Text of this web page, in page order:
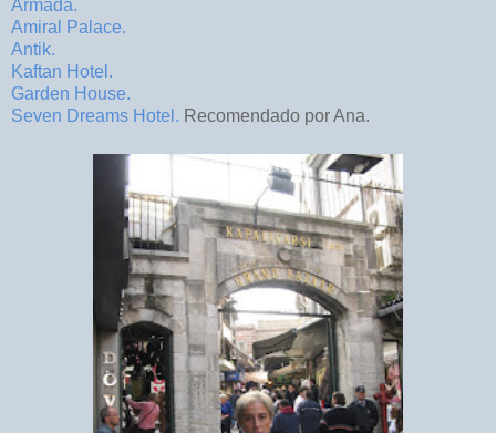
Armada.
Amiral Palace.
Antik.
Kaftan Hotel.
Garden House.
Seven Dreams Hotel. Recomendado por Ana.